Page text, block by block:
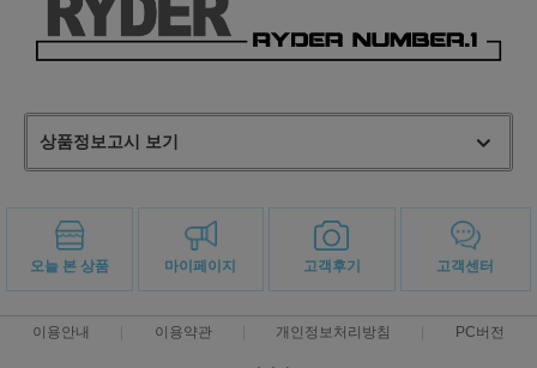
상품정보고시 보기
오늘 본 상품 마이페이지 고객후기 고객센터
이용안내 이용약관 개인정보처리방침 PC버전